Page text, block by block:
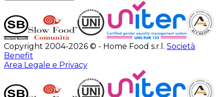
Copyright 2004-2026 © - Home Food s.r.l. Società
Benefit
Area Legale e Privacy